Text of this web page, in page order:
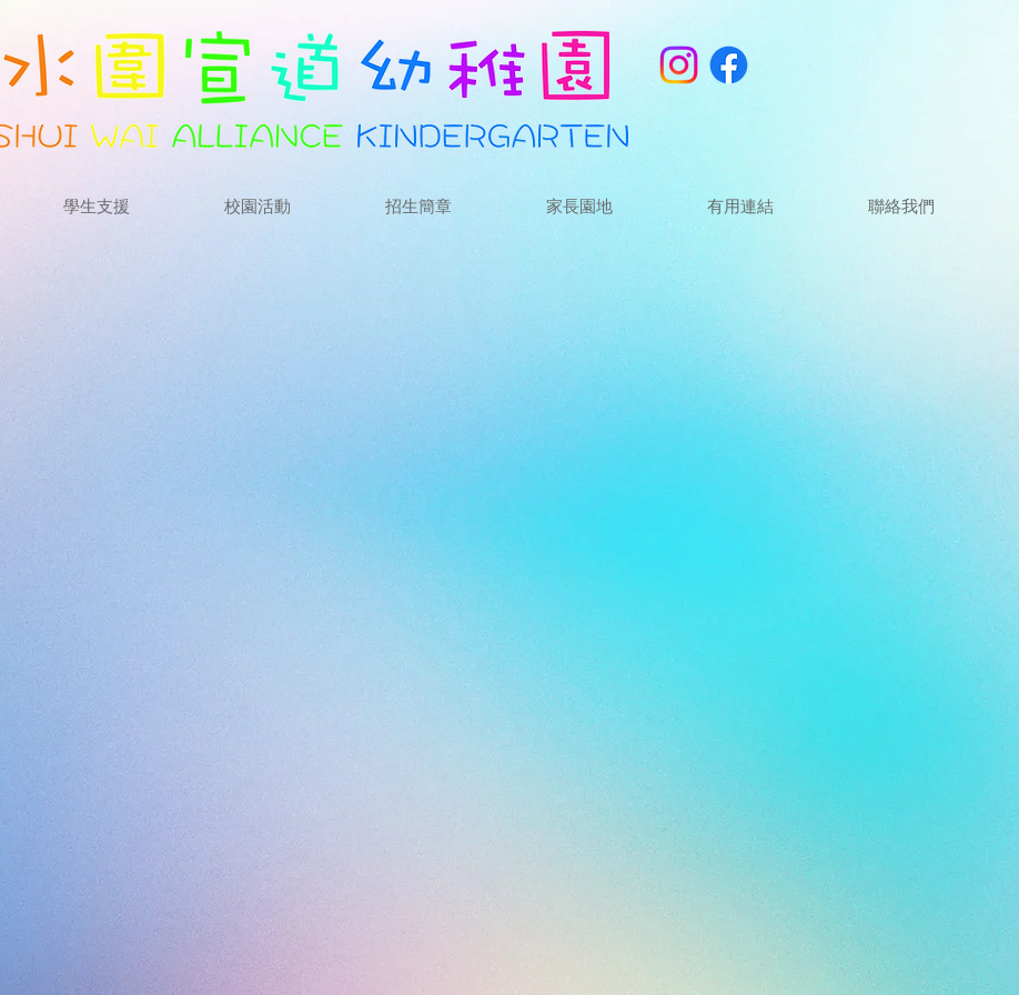
學生支援 校園活動 招生簡章 家長園地 有用連結 聯絡我們